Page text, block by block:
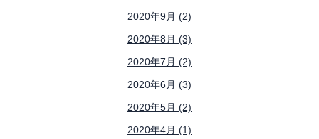
2020年9月 (2)
2020年8月 (3)
2020年7月 (2)
2020年6月 (3)
2020年5月 (2)
2020年4月 (1)